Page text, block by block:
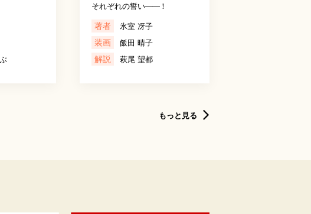
それぞれの誓い――！
著者 氷室 冴子
装画 飯田 晴子
解説 萩尾 望都
もっと見る